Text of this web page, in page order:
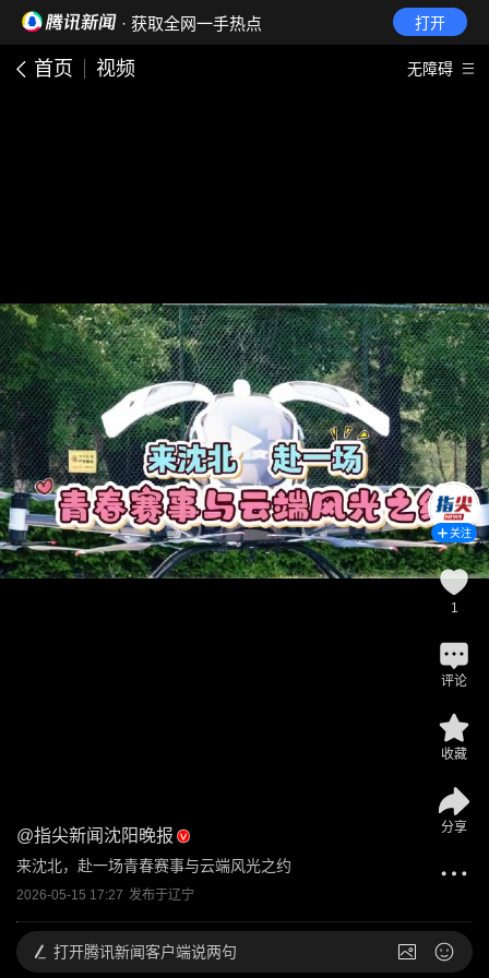
· 获取全网一手热点 打开
首页 视频 无障碍
@指尖新闻沈阳晚报
来沈北，赴一场青春赛事与云端风光之约
2026-05-15 17:27 发布于辽宁
关注
1
评论
收藏
分享
打开腾讯新闻客户端说两句